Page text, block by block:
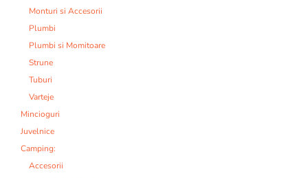
Monturi si Accesorii
Plumbi
Plumbi si Momitoare
Strune
Tuburi
Varteje
Mincioguri
Juvelnice
Camping:
Accesorii